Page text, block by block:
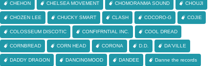
CHEHON CHELSEA MOVEMENT CHOMORANMA SOUND CHOUJI
CHOZEN LEE CHUCKY SMART CLASH COCORO-G COJIE
COLOSSEUM DISCOTIC CONFIFRNTIAL INC. COOL DREAD
CORNBREAD CORN HEAD CORONA D.D. DA'VILLE
DADDY DRAGON DANCINGMOOD DANDEE Danne the records